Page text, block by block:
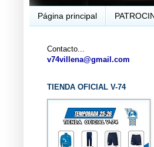
Página principal
Contacto...
v74villena@gmail.com
TIENDA OFICIAL V-74